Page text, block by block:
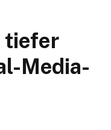
tiefer
Media-